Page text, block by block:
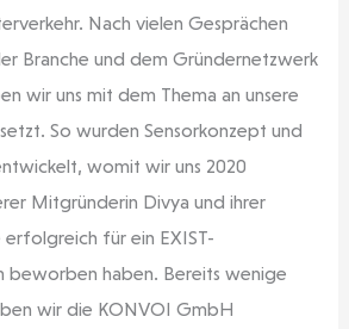
Nach vielen Gesprächen
Branche und dem Gründernetzwerk
wir uns mit dem Thema an unsere
So wurden Sensorkonzept und
womit wir uns 2020
Mitgründerin Divya und ihrer
für ein EXIST-
beworben haben. Bereits wenige
wir die KONVOI GmbH